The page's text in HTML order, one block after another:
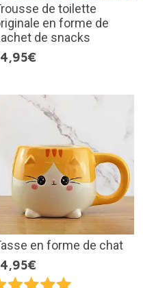
de toilette
en forme de
de snacks
en forme de chat